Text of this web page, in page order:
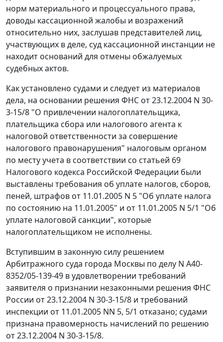
норм материального и процессуального права,
доводы кассационной жалобы и возражений
относительно них, заслушав представителей лиц,
участвующих в деле, суд кассационной инстанции не
находит оснований для отмены обжалуемых
судебных актов.
Как установлено судами и следует из материалов
дела, на основании решения ФНС от 23.12.2004 N 30-
3-15/8 "О привлечении налогоплательщика,
плательщика сбора или налогового агента к
налоговой ответственности за совершение
налогового правонарушения" налоговым органом
по месту учета в соответствии со статьей 69
Налогового кодекса Российской Федерации были
выставлены требования об уплате налогов, сборов,
пеней, штрафов от 11.01.2005 N 5 "Об уплате налога
по состоянию на 11.01.2005" и от 11.01.2005 N 5/1 "Об
уплате налоговой санкции", которые
налогоплательщиком не исполнены.
Вступившим в законную силу решением
Арбитражного суда города Москвы по делу N А40-
8352/05-139-49 в удовлетворении требований
заявителя о признании незаконными решения ФНС
России от 23.12.2004 N 30-3-15/8 и требований
инспекции от 11.01.2005 NN 5, 5/1 отказано; судами
признана правомерность начислений по решению
от 23.12.2004 N 30-3-15/8.